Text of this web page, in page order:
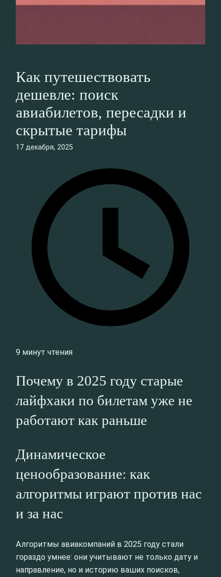
Как путешествовать
дешевле: поиск
авиабилетов, пересадки и
скрытые тарифы
17 декабря, 2025
9 минут чтения
Почему в 2025 году старые
лайфхаки по билетам уже не
работают как раньше
Динамическое
ценообразование: как
алгоритмы играют против нас
и за нас
Алгоритмы авиакомпаний в 2025 году стали
гораздо умнее: они учитывают не только дату и
направление, но и историю ваших поисков,